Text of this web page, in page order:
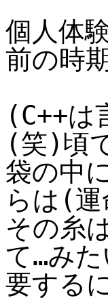
個人体
前の時
(C++
(笑)頃
袋の中
らは(
その糸
て…み
要する